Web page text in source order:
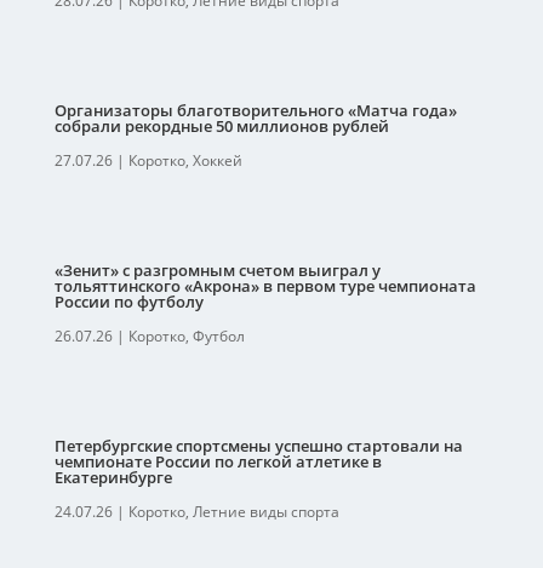
Организаторы благотворительного «Матча года»
собрали рекордные 50 миллионов рублей
27.07.26| Коротко, Хоккей
«Зенит» с разгромным счетом выиграл у
тольяттинского «Акрона» в первом туре чемпионата
России по футболу
26.07.26| Коротко, Футбол
Петербургские спортсмены успешно стартовали на
чемпионате России по легкой атлетике в
Екатеринбурге
24.07.26| Коротко, Летние виды спорта